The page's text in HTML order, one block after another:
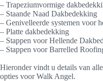
– Trapeziumvormige
– Staande Naad Dakbedekking
– Genivelleerde systemen voor
– Platte dakbedekking
– Stappen voor Hellende
– Stappen voor Barrelled
Hieronder vindt u details van
opties voor Walk Angel.